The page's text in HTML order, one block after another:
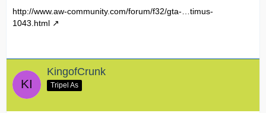
http://www.aw-community.com/forum/f32/gta-…timus-
1043.html
KingofCrunk
Tripel As